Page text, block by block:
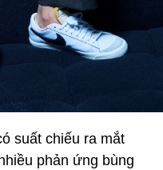
suất chiếu ra mắt
phản ứng bùng